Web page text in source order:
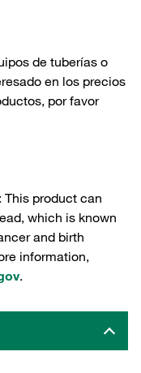
de tuberías o
en los precios
por favor
product can
which is known
and birth
information,
.